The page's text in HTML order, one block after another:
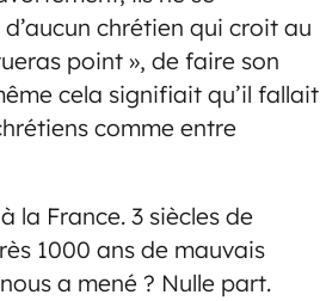
chrétien qui croit au
point », de faire son
cela signifiait qu’il fallait
comme entre
la France. 3 siècles de
1000 ans de mauvais
a mené ? Nulle part.